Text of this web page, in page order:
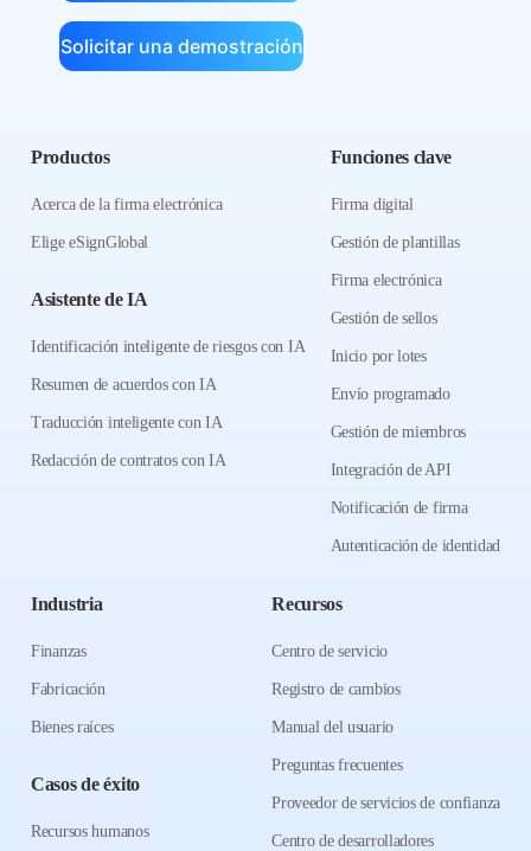
Solicitar una demostración
Productos
Acerca de la firma electrónica
Elige eSignGlobal
Asistente de IA
Identificación inteligente de riesgos con IA
Resumen de acuerdos con IA
Traducción inteligente con IA
Redacción de contratos con IA
Funciones clave
Firma digital
Gestión de plantillas
Firma electrónica
Gestión de sellos
Inicio por lotes
Envío programado
Gestión de miembros
Integración de API
Notificación de firma
Autenticación de identidad
Industria
Finanzas
Fabricación
Bienes raíces
Casos de éxito
Recursos humanos
Recursos
Centro de servicio
Registro de cambios
Manual del usuario
Preguntas frecuentes
Proveedor de servicios de confianza
Centro de desarrolladores